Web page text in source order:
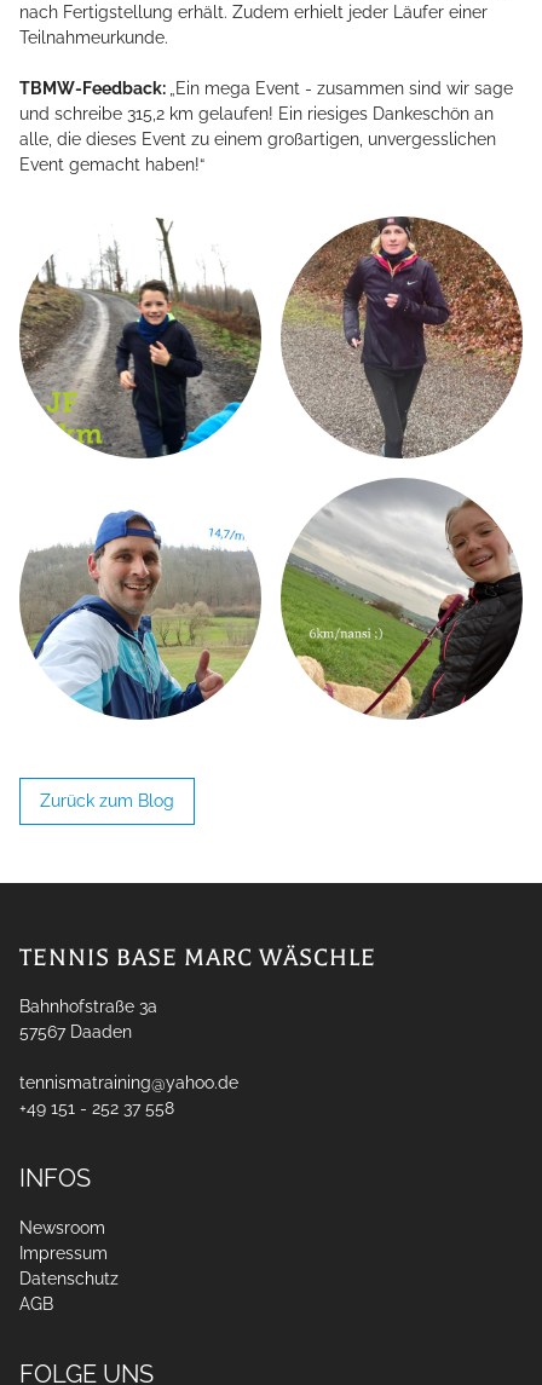
TMBW CAMPUS
LEISTUNGSSPEKTRUM
MW STRINGING SERVICE
AKTUELLES
TENNISTRAINING
nach Fertigstellung erhält. Zudem erhielt jeder Läufer einer
Teilnahmeurkunde.
TBMW-Feedback:
„Ein mega Event - zusammen sind wir sage
und schreibe 315,2 km gelaufen! Ein riesiges Dankeschön an
alle, die dieses Event zu einem großartigen, unvergesslichen
Event gemacht haben!“
Zurück zum Blog
TENNIS BASE MARC WÄSCHLE
Bahnhofstraße 3a
57567 Daaden
tennismatraining@yahoo.de
+49 151 - 252 37 558
INFOS
Newsroom
Impressum
Datenschutz
AGB
FOLGE UNS